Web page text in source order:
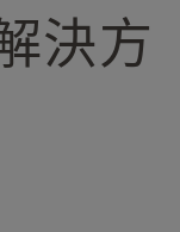
決方